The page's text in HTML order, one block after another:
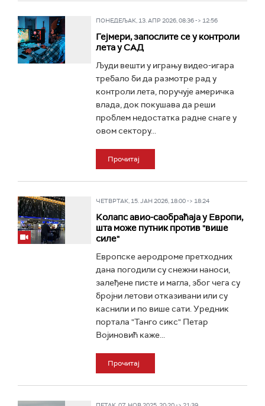
ПОНЕДЕЉАК, 13. АПР 2026, 08:36 -> 12:56
Гејмери, запослите се у контроли
лета у САД
Људи вешти у игрању видео-игара
требало би да размотре рад у
контроли лета, поручује америчка
влада, док покушава да реши
проблем недостатка радне снаге у
овом сектору...
Прочитај
ЧЕТВРТАК, 15. ЈАН 2026, 18:00 -> 18:24
Колапс авио-саобраћаја у Европи,
шта може путник против "више
силе"
Европске аеродроме претходних
дана погодили су снежни наноси,
залеђене писте и магла, због чега су
бројни летови отказивани или су
каснили и по више сати. Уредник
портала "Танго сикс" Петар
Војиновић каже...
Прочитај